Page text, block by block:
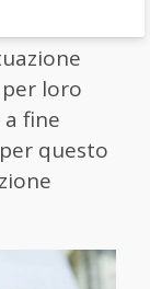
e chi
loro
fine
questo